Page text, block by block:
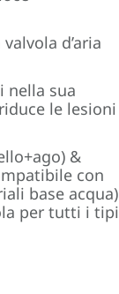
d’aria
nella sua
le lesioni
&
con
base acqua)
per tutti i tipi